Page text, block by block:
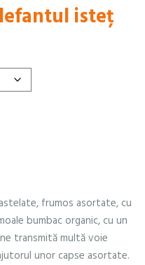
isteț
frumos asortate, cu
bumbac organic, cu un
transmită multă voie
unor capse asortate.